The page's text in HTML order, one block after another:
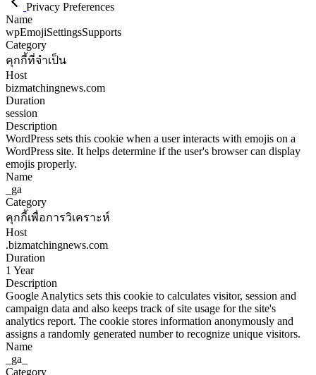
Privacy Preferences
Name
wpEmojiSettingsSupports
Category
คุกกี้ที่จำเป็น
Host
bizmatchingnews.com
Duration
session
Description
WordPress sets this cookie when a user interacts with emojis on a
WordPress site. It helps determine if the user's browser can display
emojis properly.
Name
_ga
Category
คุกกี้เพื่อการวิเคราะห์
Host
.bizmatchingnews.com
Duration
1 Year
Description
Google Analytics sets this cookie to calculates visitor, session and
campaign data and also keeps track of site usage for the site's
analytics report. The cookie stores information anonymously and
assigns a randomly generated number to recognize unique visitors.
Name
_ga_
Category